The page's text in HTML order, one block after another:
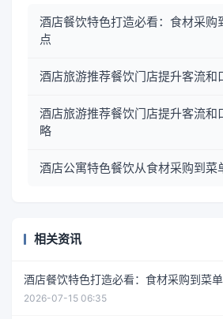
酒店餐饮特色打造必看：食材采购
点
酒店旅游推荐餐饮门店提升客流和
酒店旅游推荐餐饮门店提升客流和
略
酒店公寓特色餐饮从食材采购到菜
相关资讯
酒店餐饮特色打造必看：食材采购到菜
2026-07-15 06:35